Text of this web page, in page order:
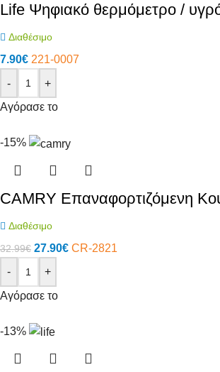
Life Ψηφιακό θερμόμετρο /
Διαθέσιμο
7.90€ 221-0007
-
+
Αγόρασε το
-15%
CAMRY Επαναφορτιζόμενη
Διαθέσιμο
32.99€ 27.90€ CR-2821
-
+
Αγόρασε το
-13%